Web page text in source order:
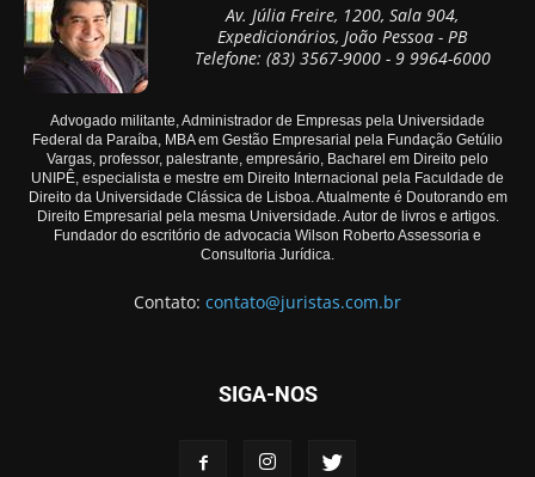
Av. Júlia Freire, 1200, Sala 904,
Expedicionários, João Pessoa - PB
Telefone: (83) 3567-9000 - 9 9964-6000
Advogado militante, Administrador de Empresas pela Universidade
Federal da Paraíba, MBA em Gestão Empresarial pela Fundação Getúlio
Vargas, professor, palestrante, empresário, Bacharel em Direito pelo
UNIPÊ, especialista e mestre em Direito Internacional pela Faculdade de
Direito da Universidade Clássica de Lisboa. Atualmente é Doutorando em
Direito Empresarial pela mesma Universidade. Autor de livros e artigos.
Fundador do escritório de advocacia Wilson Roberto Assessoria e
Consultoria Jurídica.
Contato: contato@juristas.com.br
SIGA-NOS